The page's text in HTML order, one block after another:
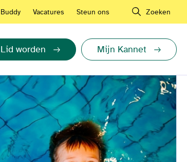
Buddy Vacatures Steun ons Zoeken
Lid worden Mijn Kannet